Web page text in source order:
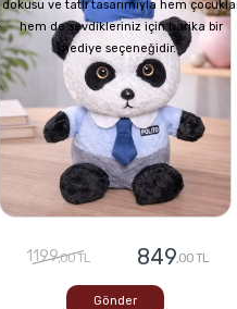
dokusu ve tatlı tasarımıyla hem
hem de sevdikleriniz için harika bir
hediye seçeneğidir.
1199,00 TL 849,00 TL
Gönder